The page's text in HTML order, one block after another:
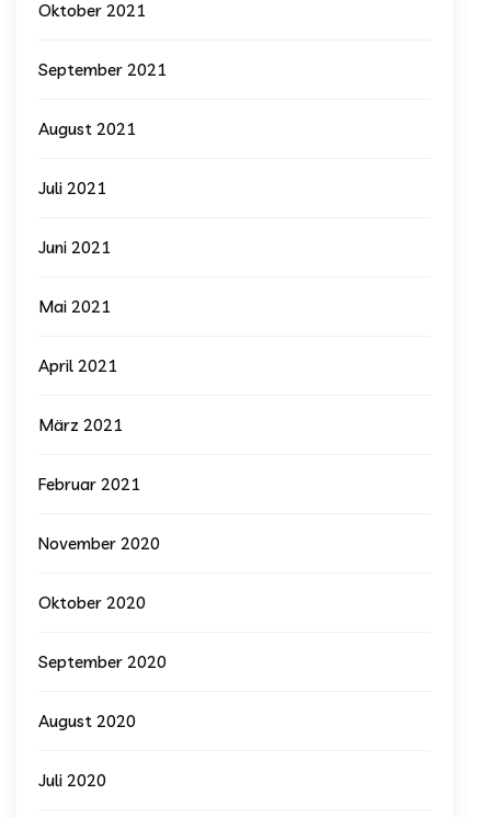
Oktober 2021
September 2021
August 2021
Juli 2021
Juni 2021
Mai 2021
April 2021
März 2021
Februar 2021
November 2020
Oktober 2020
September 2020
August 2020
Juli 2020